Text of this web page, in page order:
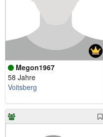
Megon1967
58 Jahre
Voitsberg